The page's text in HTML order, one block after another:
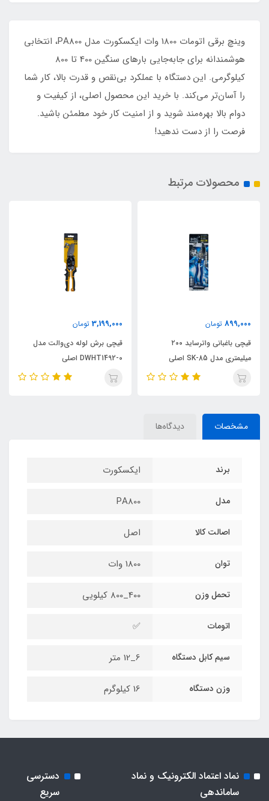
وینچ برقی اتومات 1800 وات ایکسکورت مدل PA800، انتخابی
هوشمندانه برای جابه‌جایی بارهای سنگین 400 تا 800
کیلوگرمی. این دستگاه با عملکرد بی‌نقص و قدرت بالا، کار شما
را آسان‌تر می‌کند. با خرید این محصول اصلی، از کیفیت و
دوام بالا بهره‌مند شوید و از امنیت کار خود مطمئن باشید.
فرصت را از دست ندهید!
محصولات مرتبط
899,000 تومان
قیچی باغبانی واترساید ۲۰۰
میلیمتری مدل SK-85 اصلی
3,199,000 تومان
قیچی برش لوله دی‌والت مدل
DWHT1492-0 اصلی
مشخصات دیدگاه‌ها
برند ایکسکورت
مدل PA800
اصالت کالا اصل
توان 1800 وات
تحمل وزن 400_800 کیلویی
اتومات ✅
سیم کابل دستگاه 6_12 متر
وزن دستگاه 16 کیلوگرم
نماد اعتماد الکترونیک و نماد
ساماندهی
دسترسی
سریع